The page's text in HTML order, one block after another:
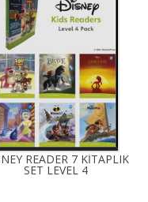
READER 7 KİTAPLIK
SET LEVEL 4